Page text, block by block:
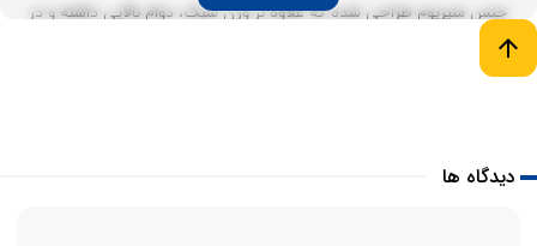
جنس منیزیوم طراحی شده که علاوه بر وزن سبک، دوام بالایی داشته و در
رنگ سیلور ارائه شده است.arrow_upward
دیدگاه ها